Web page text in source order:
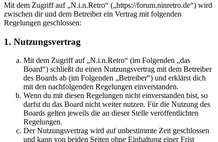
Mit dem Zugriff auf „N.i.n.Retro“ („https://forum.ninretro.de“) wird
zwischen dir und dem Betreiber ein Vertrag mit folgenden
Regelungen geschlossen:
1. Nutzungsvertrag
Mit dem Zugriff auf „N.i.n.Retro“ (im Folgenden „das
Board“) schließt du einen Nutzungsvertrag mit dem Betreiber
des Boards ab (im Folgenden „Betreiber“) und erklärst dich
mit den nachfolgenden Regelungen einverstanden.
Wenn du mit diesen Regelungen nicht einverstanden bist, so
darfst du das Board nicht weiter nutzen. Für die Nutzung des
Boards gelten jeweils die an dieser Stelle veröffentlichten
Regelungen.
Der Nutzungsvertrag wird auf unbestimmte Zeit geschlossen
und kann von beiden Seiten ohne Einhaltung einer Frist